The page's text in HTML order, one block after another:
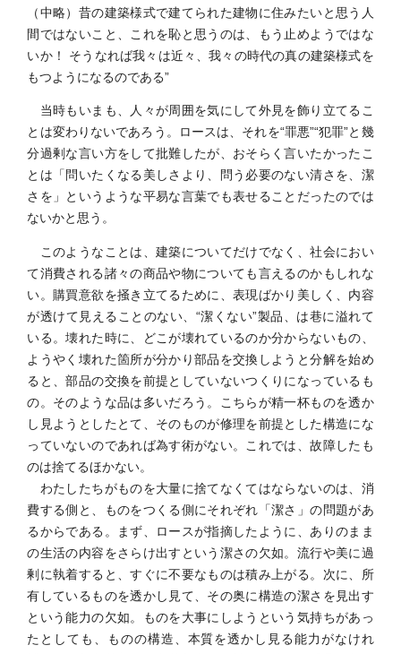
（中略）昔の建築様式で建てられた建物に住みたいと思う人
間ではないこと、これを恥と思うのは、もう止めようではな
いか！ そうなれば我々は近々、我々の時代の真の建築様式を
もつようになるのである”
当時もいまも、人々が周囲を気にして外見を飾り立てるこ
とは変わりないであろう。ロースは、それを“罪悪”“犯罪”と幾
分過剰な言い方をして批難したが、おそらく言いたかったこ
とは「問いたくなる美しさより、問う必要のない清さを、潔
さを」というような平易な言葉でも表せることだったのでは
ないかと思う。
このようなことは、建築についてだけでなく、社会におい
て消費される諸々の商品や物についても言えるのかもしれな
い。購買意欲を掻き立てるために、表現ばかり美しく、内容
が透けて見えることのない、“潔くない”製品、は巷に溢れて
いる。壊れた時に、どこが壊れているのか分からないもの、
ようやく壊れた箇所が分かり部品を交換しようと分解を始め
ると、部品の交換を前提としていないつくりになっているも
の。そのような品は多いだろう。こちらが精一杯ものを透か
し見ようとしたとて、そのものが修理を前提とした構造にな
っていないのであれば為す術がない。これでは、故障したも
のは捨てるほかない。
わたしたちがものを大量に捨てなくてはならないのは、消
費する側と、ものをつくる側にそれぞれ「潔さ」の問題があ
るからである。まず、ロースが指摘したように、ありのまま
の生活の内容をさらけ出すという潔さの欠如。流行や美に過
剰に執着すると、すぐに不要なものは積み上がる。次に、所
有しているものを透かし見て、その奥に構造の潔さを見出す
という能力の欠如。ものを大事にしようという気持ちがあっ
たとしても、ものの構造、本質を透かし見る能力がなけれ